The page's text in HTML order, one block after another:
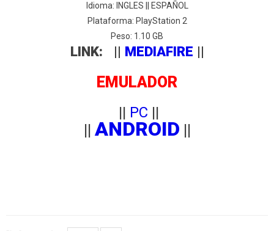
Idioma: INGLES || ESPAÑOL
Plataforma: PlayStation 2
Peso: 1.10 GB
LINK: || MEDIAFIRE ||
EMULADOR
|| PC ||
ANDROID